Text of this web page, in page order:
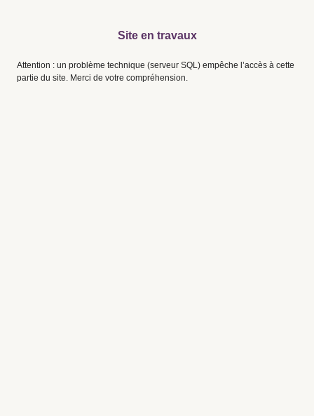
Site en travaux
Attention : un problème technique (serveur SQL) empêche l’accès à cette
partie du site. Merci de votre compréhension.